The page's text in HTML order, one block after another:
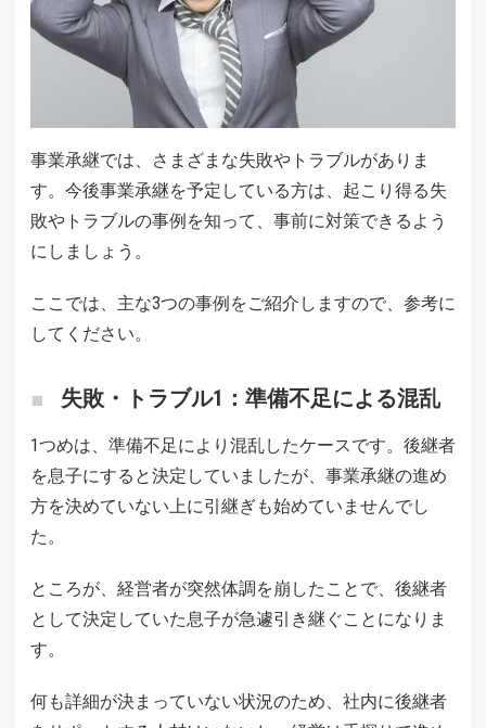
事業承継では、さまざまな失敗やトラブルがありま
す。今後事業承継を予定している方は、起こり得る失
敗やトラブルの事例を知って、事前に対策できるよう
にしましょう。
ここでは、主な3つの事例をご紹介しますので、参考に
してください。
失敗・トラブル1：準備不足による混乱
1つめは、準備不足により混乱したケースです。後継者
を息子にすると決定していましたが、事業承継の進め
方を決めていない上に引継ぎも始めていませんでし
た。
ところが、経営者が突然体調を崩したことで、後継者
として決定していた息子が急遽引き継ぐことになりま
す。
何も詳細が決まっていない状況のため、社内に後継者